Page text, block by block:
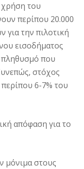
χρήση του
περίπου 20.000
για την πιλοτική
εισοδήματος
πληθυσμό που
στόχος
6-7% του
απόφαση για το
μόνιμα στους